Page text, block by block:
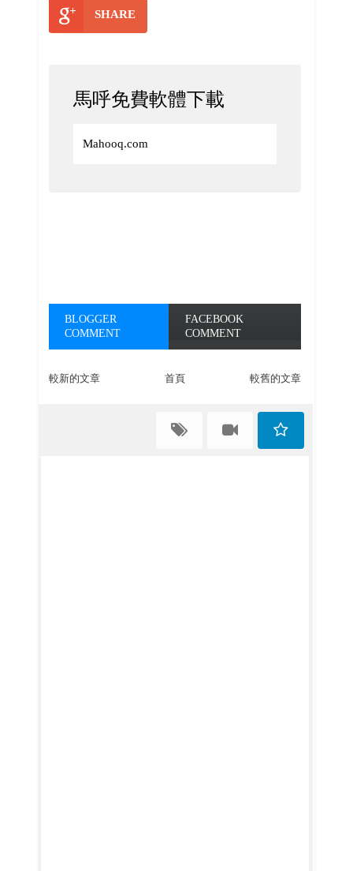
SHARE
馬呼免費軟體下載
Mahooq.com
BLOGGER
COMMENT
FACEBOOK
COMMENT
較新的文章 較舊的文章
首頁